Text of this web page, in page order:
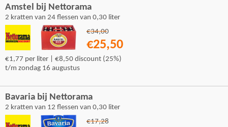
Amstel bij Nettorama
2 kratten van 24 flessen van 0,30 liter
€34,00
€25,50
€1,77 per liter | €8,50 discount (25%)
t/m zondag 16 augustus
Bavaria bij Nettorama
2 kratten van 12 flessen van 0,30 liter
€17,28